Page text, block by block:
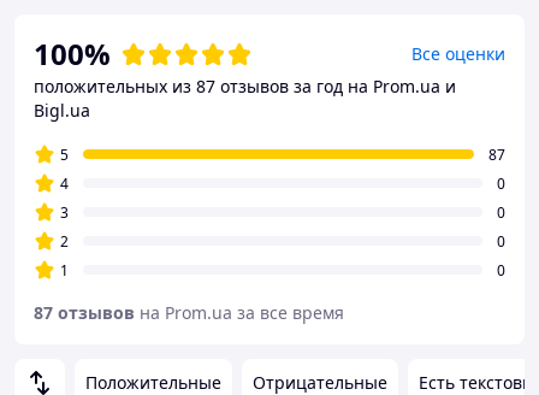
Положительные Отрицательные Есть
100%
Все оценки
положительных из 87 отзывов за год на Prom.ua и
Bigl.ua
5
87
4
0
3
0
2
0
1
0
87 отзывов на Prom.ua за все время